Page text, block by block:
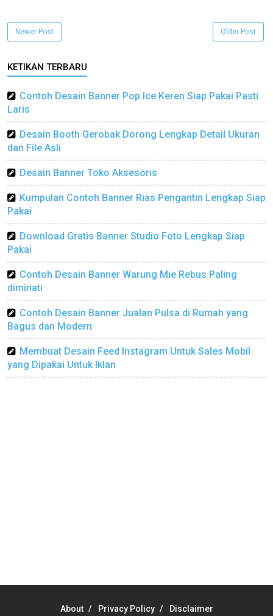
Newer Post Older Post
KETIKAN TERBARU
Contoh Desain Banner Pop Ice Keren Siap Pakai Pasti
Laris
Desain Booth Gerobak Dorong Lengkap Detail Ukuran
dan File Asli
Desain Banner Toko Aksesoris
Kumpulan Contoh Banner Rias Pengantin Lengkap Siap
Pakai
Download Gratis Banner Studio Foto Lengkap Siap
Pakai
Contoh Desain Banner Warung Mie Rebus Paling
diminati
Contoh Desain Banner Jualan Pulsa di Rumah yang
Bagus dan Modern
Membuat Desain Feed Instagram Untuk Sales Mobil
yang Dipakai Untuk Iklan
About Privacy Policy Disclaimer